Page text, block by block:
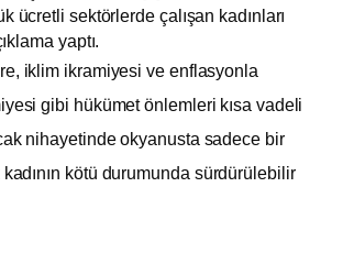
ücretli sektörlerde çalışan kadınları
yaptı.
iklim ikramiyesi ve enflasyonla
gibi hükümet önlemleri kısa vadeli
nihayetinde okyanusta sadece bir
kötü durumunda sürdürülebilir